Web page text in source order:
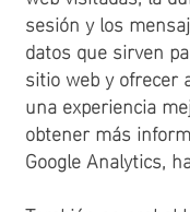
sesión y los
datos que sirven
sitio web y ofrecer
una experiencia
obtener más
Google Analytics,